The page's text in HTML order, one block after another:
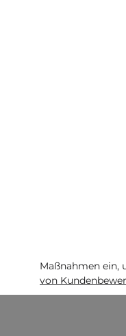
Maßnahmen ein,
von